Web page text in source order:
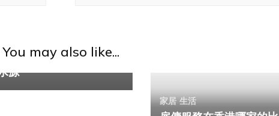
You may also like...
家中飲水難題如何解決，
香港濾水器為您帶來清新
源
家居 生活